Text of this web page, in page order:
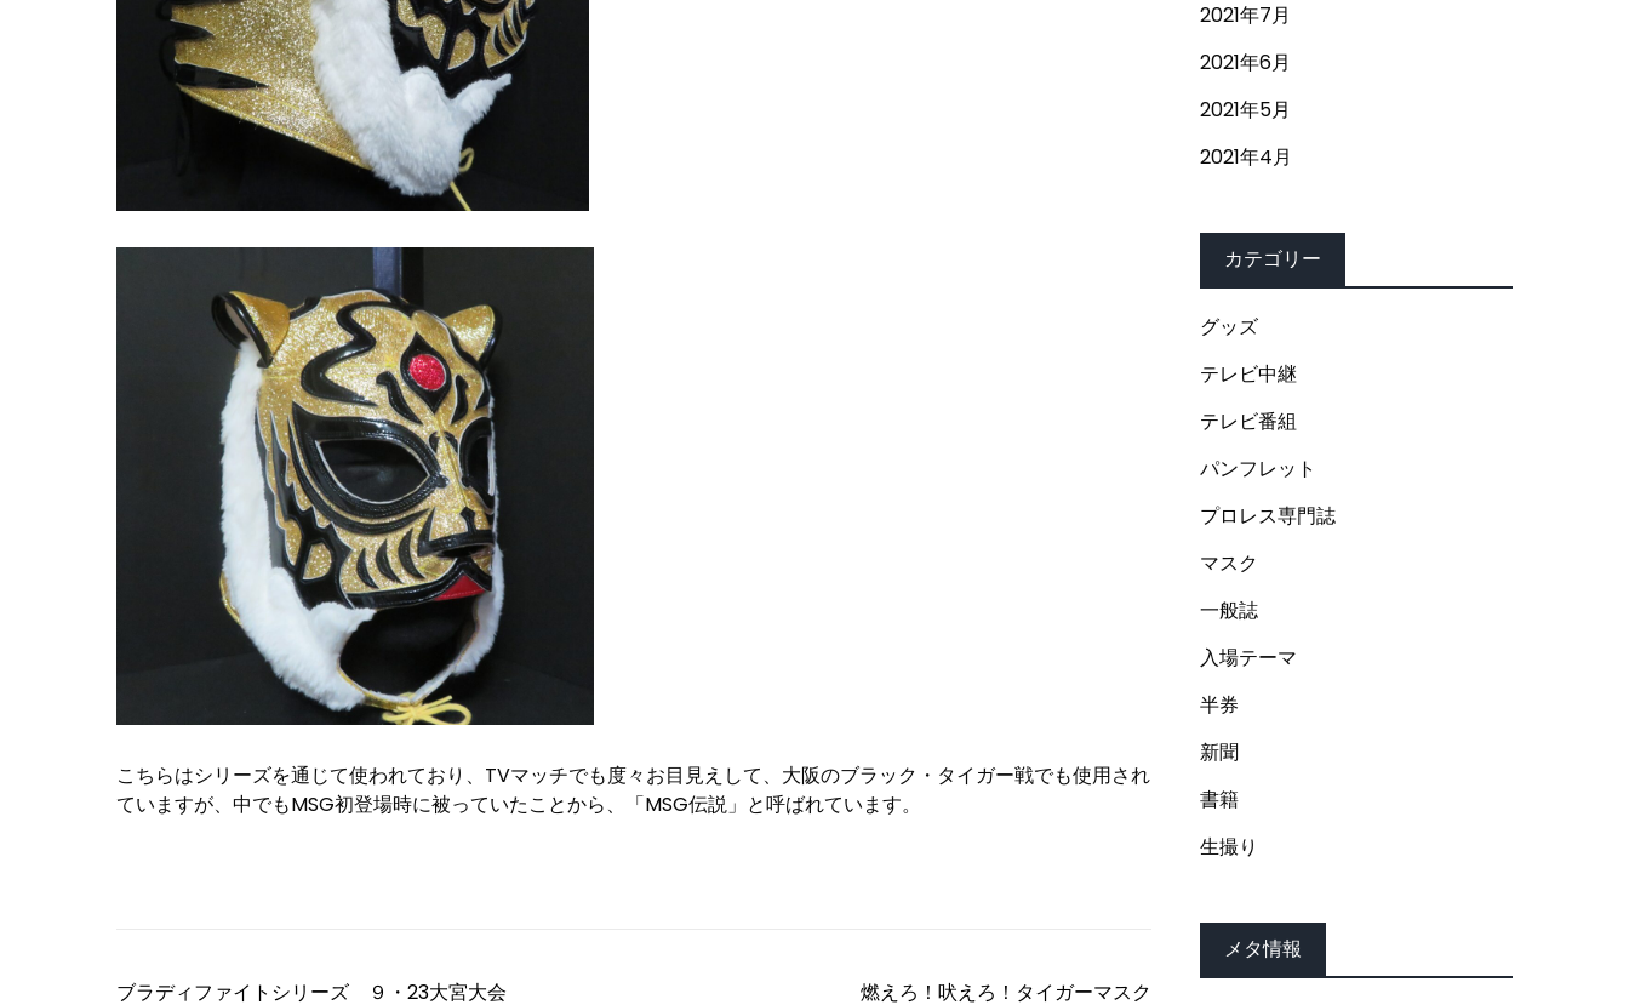
こちらはシリーズを通じて使われており、TVマッチでも度々お目見えして、大阪のブラック・タイガー戦でも使用され
ていますが、中でもMSG初登場時に被っていたことから、「MSG伝説」と呼ばれています。
投
ブラディファイトシリーズ ９・23大宮大会 燃えろ！吠えろ！タイガーマスク
2021年7月
2021年6月
2021年5月
2021年4月
カテゴリー
グッズ
テレビ中継
テレビ番組
パンフレット
プロレス専門誌
マスク
一般誌
入場テーマ
半券
新聞
書籍
生撮り
メタ情報